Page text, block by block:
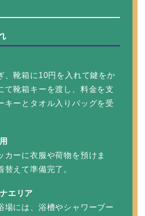
、靴箱に10円を入れて鍵をか
て靴箱キーを渡し、料金を支
キーとタオル入りバッグを受
カーに衣服や荷物を預けま
替えて準備完了。
エリア
場には、浴槽やシャワーブー